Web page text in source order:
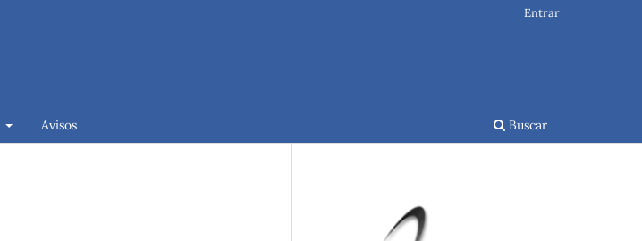
Avisos Buscar
Entrar